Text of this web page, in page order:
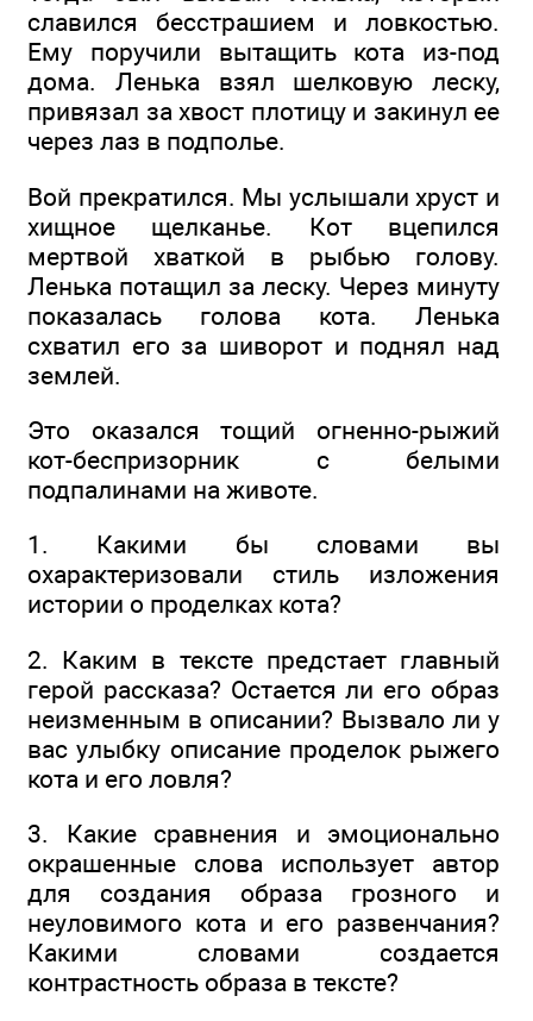
славился бесстрашием и ловкостью.
Ему поручили вытащить кота из-под
дома. Ленька взял шелковую леску,
привязал за хвост плотицу и закинул ее
через лаз в подполье.
Вой прекратился. Мы услышали хруст и
хищное щелканье. Кот вцепился
мертвой хваткой в рыбью голову.
Ленька потащил за леску. Через минуту
показалась голова кота. Ленька
схватил его за шиворот и поднял над
землей.
Это оказался тощий огненно-рыжий
кот-беспризорник с белыми
подпалинами на животе.
1. Какими бы словами вы
охарактеризовали стиль изложения
истории о проделках кота?
2. Каким в тексте предстает главный
герой рассказа? Остается ли его образ
неизменным в описании? Вызвало ли у
вас улыбку описание проделок рыжего
кота и его ловля?
3. Какие сравнения и эмоционально
окрашенные слова использует автор
для создания образа грозного и
неуловимого кота и его развенчания?
Какими словами создается
контрастность образа в тексте?